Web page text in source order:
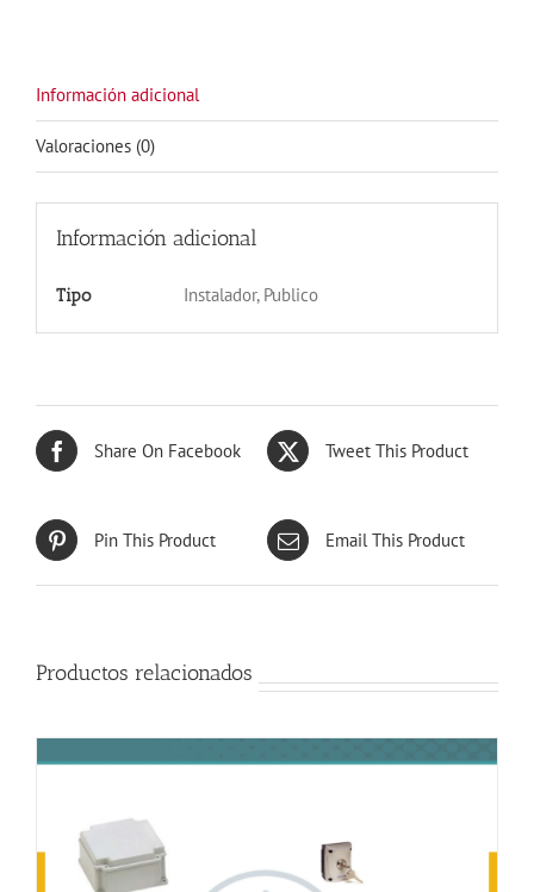
Información adicional
Valoraciones (0)
Información adicional
Tipo Instalador, Publico
Share On Facebook Tweet This Product
Pin This Product Email This Product
Productos relacionados